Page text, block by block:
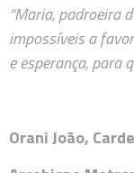
“Maria, padroeira
impossíveis a
e esperança, para
Orani João,